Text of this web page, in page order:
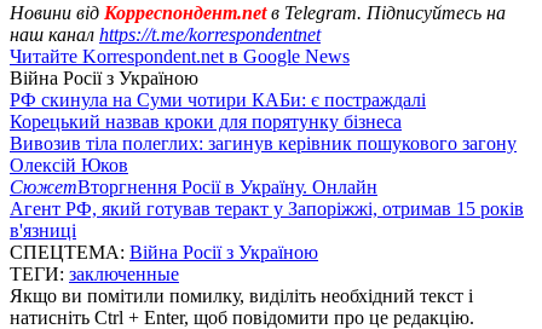
Новини від Корреспондент.netв Telegram. Підписуйтесь на
наш канал https://t.me/korrespondentnet
Читайте Korrespondent.net в Google News
Війна Росії з Україною
РФ скинула на Суми чотири КАБи: є постраждалі
Корецький назвав кроки для порятунку бізнеса
Вивозив тіла полеглих: загинув керівник пошукового загону
Олексій Юков
СюжетВторгнення Росії в Україну. Онлайн
Агент РФ, який готував теракт у Запоріжжі, отримав 15 років
в'язниці
СПЕЦТЕМА: Війна Росії з Україною
ТЕГИ: заключенные
Якщо ви помітили помилку, виділіть необхідний текст і
натисніть Ctrl + Enter, щоб повідомити про це редакцію.